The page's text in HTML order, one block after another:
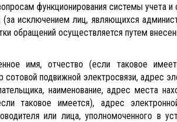
функционирования системы учета
(за исключением лиц, являющихся
обращений осуществляется путем
имя, отчество (если таковое
сотовой подвижной электросвязи, адрес
наименование, адрес места
таковое имеется), адрес
или лица, уполномоченного в